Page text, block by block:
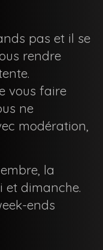
pas et il se
rendre
vous faire
ne
modération,
la
et dimanche.
ends